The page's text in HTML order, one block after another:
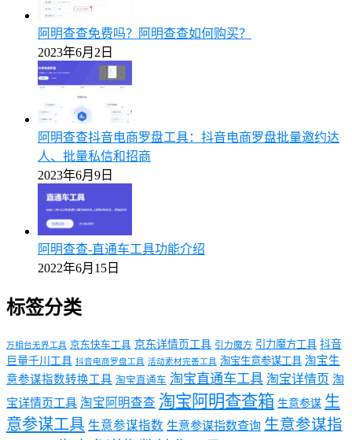
阿明查查免费吗？阿明查查如何购买？
2023年6月2日
阿明查查抖音电商罗盘工具：抖音电商罗盘批量邀约达
人、批量私信和招商
2023年6月9日
阿明查查-直通车工具功能介绍
2022年6月15日
标签分类
万相台无界工具 京东快车工具 京东详情页工具 引力魔方 引力魔方工具 抖音
巨量千川工具 抖音电商罗盘工具 活动素材完善工具 淘宝生意参谋工具 淘宝生
意参谋指数转换工具 淘宝直通车 淘宝直通车工具 淘宝详情页 淘
宝详情页工具 淘宝阿明查查 淘宝阿明查查箱 生意参谋 生
意参谋工具 生意参谋指数 生意参谋指数查询 生意参谋指